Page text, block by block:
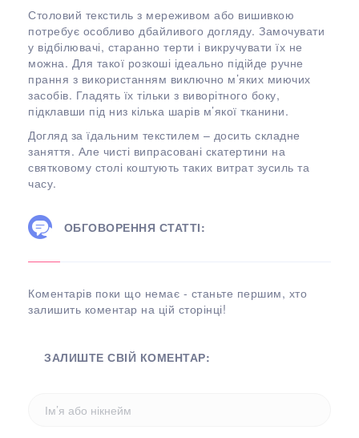
Столовий текстиль з мереживом або вишивкою
потребує особливо дбайливого догляду. Замочувати
у відбілювачі, старанно терти і викручувати їх не
можна. Для такої розкоші ідеально підійде ручне
прання з використанням виключно м’яких миючих
засобів. Гладять їх тільки з виворітного боку,
підклавши під низ кілька шарів м’якої тканини.
Догляд за їдальним текстилем – досить складне
заняття. Але чисті випрасовані скатертини на
святковому столі коштують таких витрат зусиль та
часу.
ОБГОВОРЕННЯ СТАТТІ:
Коментарів поки що немає - станьте першим, хто
залишить коментар на цій сторінці!
ЗАЛИШТЕ СВІЙ КОМЕНТАР: